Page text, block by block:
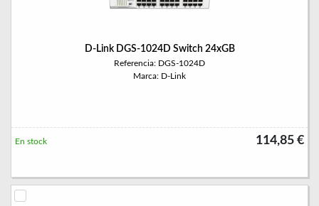
D-Link DGS-1024D Switch 24xGB
Referencia: DGS-1024D
Marca: D-Link
114,85 €
En stock